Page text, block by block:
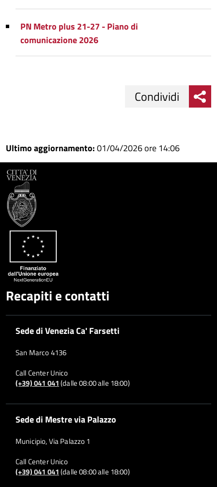
PN Metro plus 21-27 - Piano di
comunicazione 2026
su
Facebook
Condividi
su
Condividi
Condividi
Ultimo aggiornamento:01/04/2026 ore 14:06
Recapiti e contatti
Sede di Venezia Ca' Farsetti
San Marco 4136
Call Center Unico
(+39) 041 041(dalle 08:00 alle 18:00)
Sede di Mestre via Palazzo
Municipio, Via Palazzo 1
Call Center Unico
(+39) 041 041(dalle 08:00 alle 18:00)